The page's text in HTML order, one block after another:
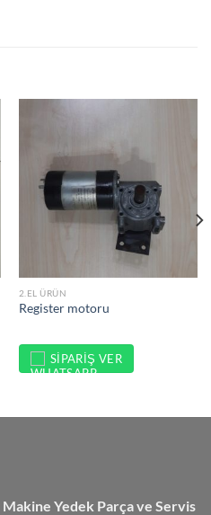
2.EL ÜRÜN
Register motoru
SIPARIŞ VER
Makine Yedek Parça ve Servis